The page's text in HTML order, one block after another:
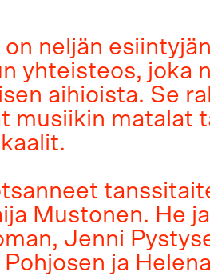
on neljän
yhteisteos, joka
aihioista. Se
musiikin matalat
Mustonen. He
Jenni
ja